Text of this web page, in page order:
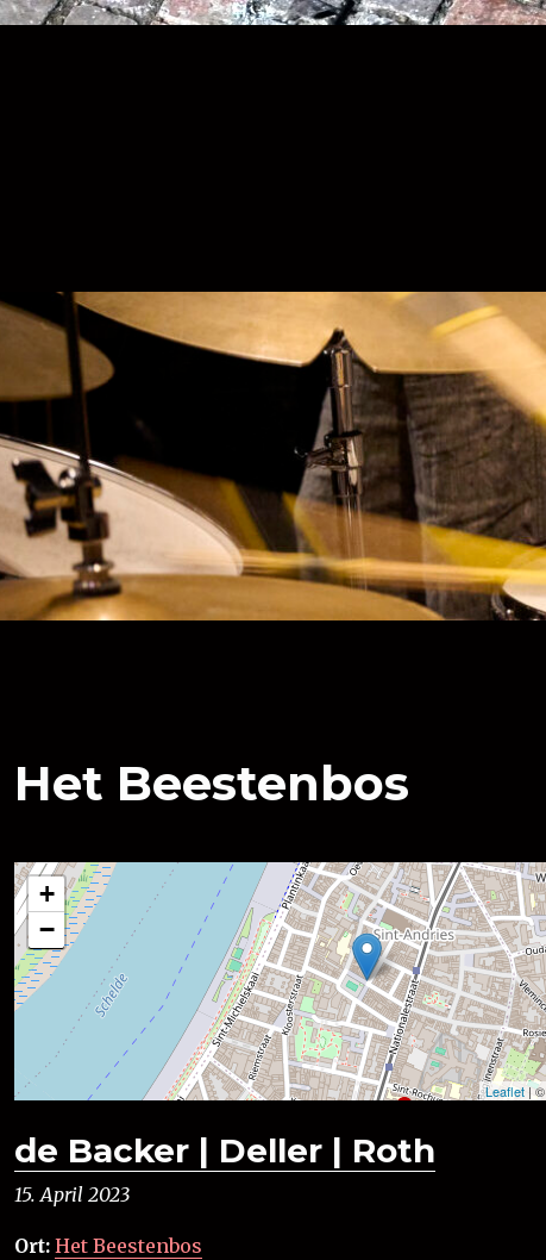
Het Beestenbos
+
−
Leaflet| ©
de Backer | Deller | Roth
15. April 2023
Ort: Het Beestenbos